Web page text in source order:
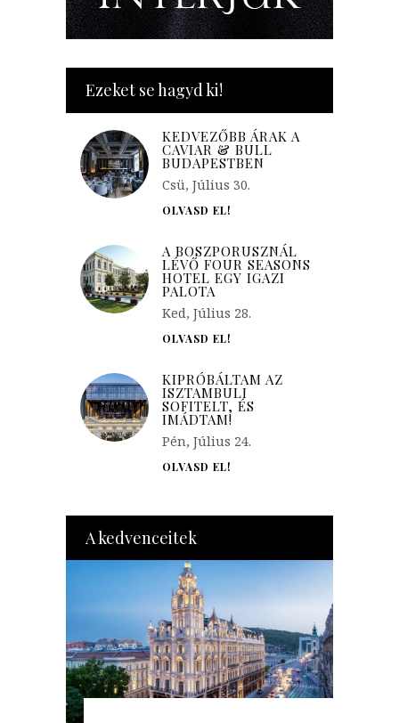
Ezeket se hagyd ki!
KEDVEZŐBB ÁRAK A
CAVIAR & BULL
BUDAPESTBEN
Csü, Július 30.
OLVASD EL!
A BOSZPORUSZNÁL
LÉVŐ FOUR SEASONS
HOTEL EGY IGAZI
PALOTA
Ked, Július 28.
OLVASD EL!
KIPRÓBÁLTAM AZ
ISZTAMBULI
SOFITELT, ÉS
IMÁDTAM!
Pén, Július 24.
OLVASD EL!
A kedvenceitek